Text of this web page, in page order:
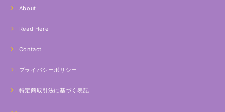
About
Read Here
Contact
プライバシーポリシー
特定商取引法に基づく表記